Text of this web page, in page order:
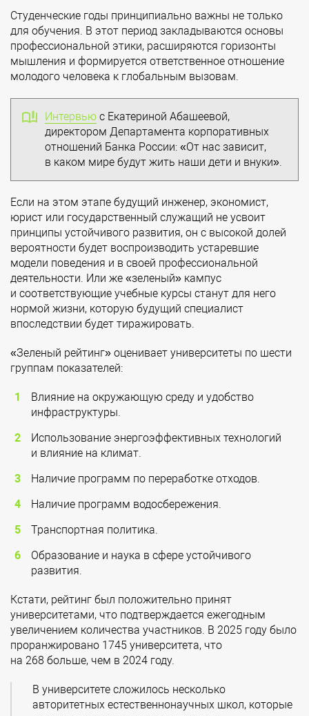
Студенческие годы принципиально важны не только
для обучения. В этот период закладываются основы
профессиональной этики, расширяются горизонты
мышления и формируется ответственное отношение
молодого человека к глобальным вызовам.
Интервью с Екатериной Абашеевой,
директором Департамента корпоративных
отношений Банка России: «От нас зависит,
в каком мире будут жить наши дети и внуки».
Если на этом этапе будущий инженер, экономист,
юрист или государственный служащий не усвоит
принципы устойчивого развития, он с высокой долей
вероятности будет воспроизводить устаревшие
модели поведения и в своей профессиональной
деятельности. Или же «зеленый» кампус
и соответствующие учебные курсы станут для него
нормой жизни, которую будущий специалист
впоследствии будет тиражировать.
«Зеленый рейтинг» оценивает университеты по шести
группам показателей:
Влияние на окружающую среду и удобство
инфраструктуры.
Использование энергоэффективных технологий
и влияние на климат.
Наличие программ по переработке отходов.
Наличие программ водосбережения.
Транспортная политика.
Образование и наука в сфере устойчивого
развития.
Кстати, рейтинг был положительно принят
университетами, что подтверждается ежегодным
увеличением количества участников. В 2025 году было
проранжировано 1745 университета, что
на 268 больше, чем в 2024 году.
В университете сложилось несколько
авторитетных естественнонаучных школ, которые